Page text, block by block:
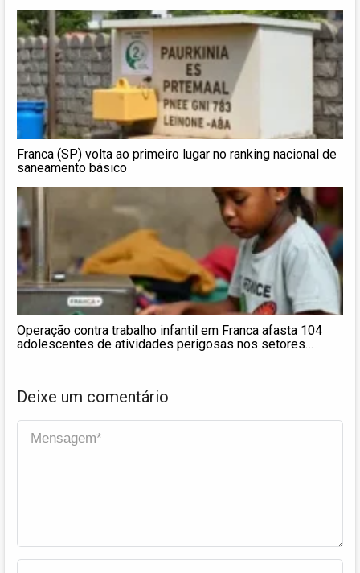
Franca (SP) volta ao primeiro lugar no ranking nacional de
saneamento básico
Operação contra trabalho infantil em Franca afasta 104
adolescentes de atividades perigosas nos setores
Deixe um comentário